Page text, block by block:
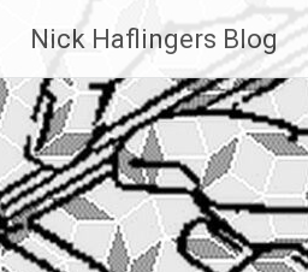
Inhalt
springen
Nick Haflingers Blog